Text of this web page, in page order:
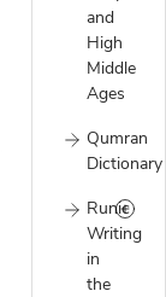
and
High
Middle
Ages
Qumran
Dictionary
Runic
Writing
in
the